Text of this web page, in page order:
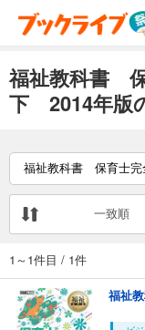
福祉教科書
下 2014年版
一致順
1～1件目 / 1件
福祉